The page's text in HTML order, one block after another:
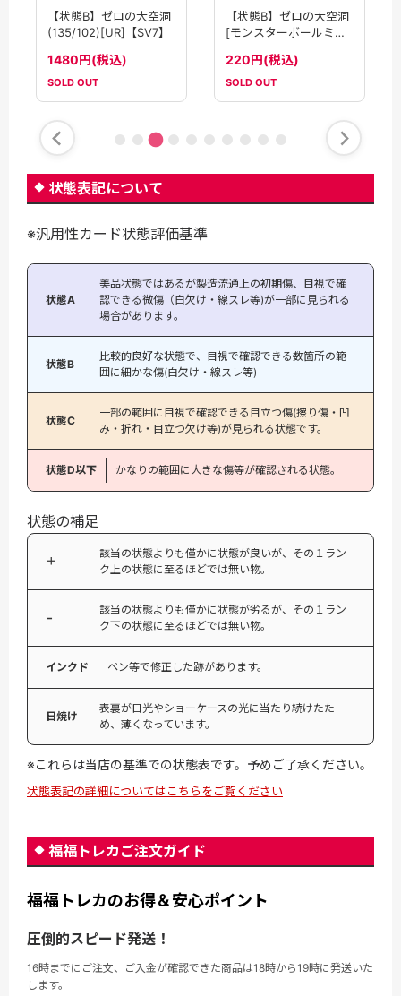
【状態B】ゼロの大空洞
(135/102)[UR]【SV7】
1480円(税込)
SOLD OUT
【状態B】ゼロの大空洞
[モンスターボールミラ
【SV8a】
220円(税込)
SOLD OUT
状態表記について
※汎用性カード状態評価基準
状態A
美品状態ではあるが製造流通上の初期傷、目視で確
認できる微傷（白欠け・線スレ等)が一部に見られる
場合があります。
状態B
比較的良好な状態で、目視で確認できる数箇所の範
囲に細かな傷(白欠け・線スレ等)
状態C
一部の範囲に目視で確認できる目立つ傷(擦り傷・凹
み・折れ・目立つ欠け等)が見られる状態です。
状態D以下 かなりの範囲に大きな傷等が確認される状態。
状態の補足
＋
該当の状態よりも僅かに状態が良いが、その１ラン
ク上の状態に至るほどでは無い物。
−
該当の状態よりも僅かに状態が劣るが、その１ラン
ク下の状態に至るほどでは無い物。
インクド ペン等で修正した跡があります。
日焼け
表裏が日光やショーケースの光に当たり続けたた
め、薄くなっています。
※これらは当店の基準での状態表です。予めご了承ください。
状態表記の詳細についてはこちらをご覧ください
福福トレカご注文ガイド
福福トレカのお得＆安心ポイント
圧倒的スピード発送！
16時までにご注文、ご入金が確認できた商品は18時から19時に発送いた
します。